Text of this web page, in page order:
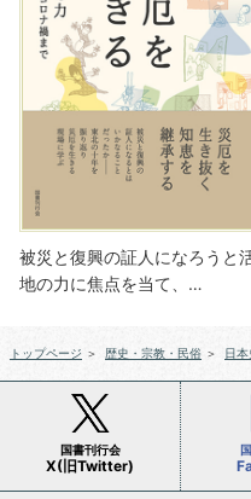
被災と復興の証人になろうと
地の力に焦点を当て、…
トップページ ＞ 歴史・宗教・民俗 ＞ 日
国書刊行会
X(旧Twitter)